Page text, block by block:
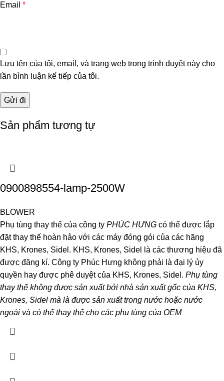
Email *
Lưu tên của tôi, email, và trang web trong trình duyệt này cho
lần bình luận kế tiếp của tôi.
Sản phẩm tương tự
0900898554-lamp-2500W
BLOWER
Phụ tùng thay thế của công ty PHÚC HƯNG có thể được lắp
đặt thay thế hoàn hảo với các máy đóng gói của các hãng
KHS, Krones, Sidel. KHS, Krones, Sidel là các thương hiệu đã
được đăng kí. Công ty Phúc Hưng không phải là đại lý ủy
quyền hay được phê duyệt của KHS, Krones, Sidel. Phụ tùng
thay thế không được sản xuất bởi nhà sản xuất gốc của KHS,
Krones, Sidel mà là được sản xuất trong nước hoặc nước
ngoài và có thể thay thế cho các phụ tùng của OEM